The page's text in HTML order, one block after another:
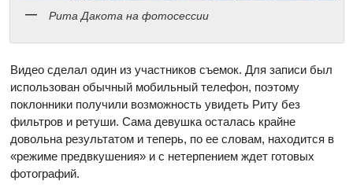
Рита Дакота на фотосессии
Видео сделал один из участников съемок. Для записи был
использован обычный мобильный телефон, поэтому
поклонники получили возможность увидеть Риту без
фильтров и ретуши. Сама девушка осталась крайне
довольна результатом и теперь, по ее словам, находится в
«режиме предвкушения» и с нетерпением ждет готовых
фотографий.